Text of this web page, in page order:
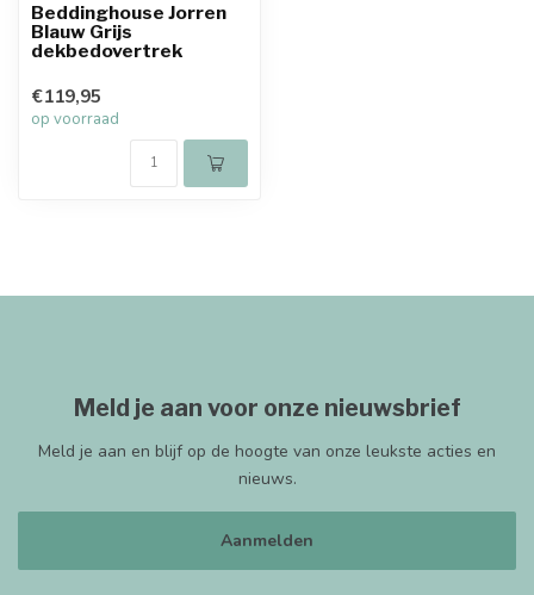
Beddinghouse Jorren
Blauw Grijs
dekbedovertrek
€119,95
op voorraad
Meld je aan voor onze nieuwsbrief
Meld je aan en blijf op de hoogte van onze leukste acties en
nieuws.
Aanmelden